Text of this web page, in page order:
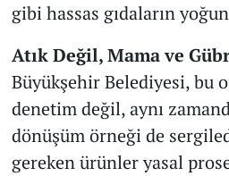
gibi hassas gıdaların
Atık Değil, Mama ve
Büyükşehir Belediyesi, bu
denetim değil, aynı
dönüşüm örneği de
gereken ürünler yasal